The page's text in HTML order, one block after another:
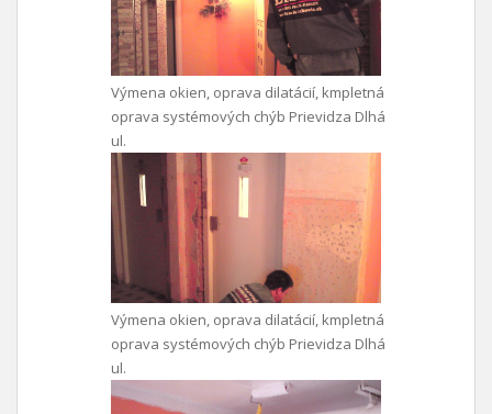
Výmena okien, oprava dilatácií, kmpletná
oprava systémových chýb Prievidza Dlhá
ul.
Výmena okien, oprava dilatácií, kmpletná
oprava systémových chýb Prievidza Dlhá
ul.